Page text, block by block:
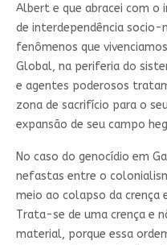
Albert e que abracei com o
de interdependência socio-
fenômenos que
Global, na periferia do
e agentes poderosos
zona de sacrifício para o
expansão de seu campo
No caso do genocídio em
nefastas entre o
meio ao colapso da crença
Trata-se de uma crença e
material, porque essa